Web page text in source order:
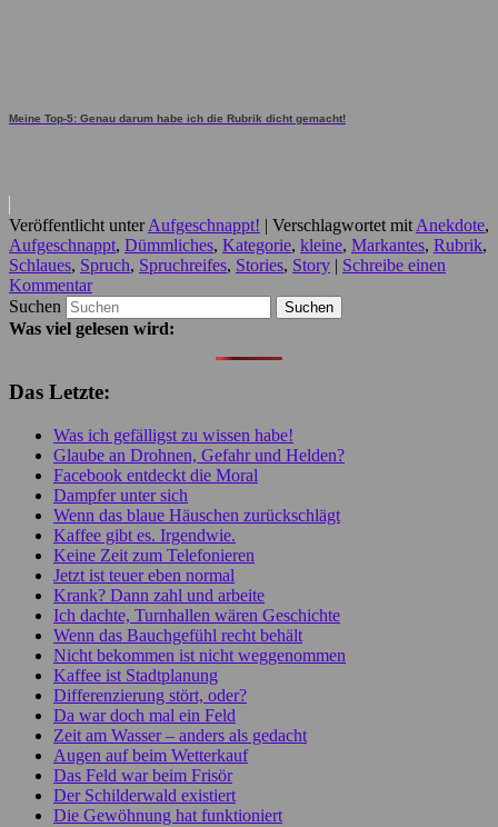
Meine Top-5: Genau darum habe ich die Rubrik dicht gemacht!
Veröffentlicht unter Aufgeschnappt! | Verschlagwortet mit Anekdote,
Aufgeschnappt, Dümmliches, Kategorie, kleine, Markantes, Rubrik,
Schlaues, Spruch, Spruchreifes, Stories, Story | Schreibe einen
Kommentar
Suchen
Was viel gelesen wird:
Das Letzte:
Was ich gefälligst zu wissen habe!
Glaube an Drohnen, Gefahr und Helden?
Facebook entdeckt die Moral
Dampfer unter sich
Wenn das blaue Häuschen zurückschlägt
Kaffee gibt es. Irgendwie.
Keine Zeit zum Telefonieren
Jetzt ist teuer eben normal
Krank? Dann zahl und arbeite
Ich dachte, Turnhallen wären Geschichte
Wenn das Bauchgefühl recht behält
Nicht bekommen ist nicht weggenommen
Kaffee ist Stadtplanung
Differenzierung stört, oder?
Da war doch mal ein Feld
Zeit am Wasser – anders als gedacht
Augen auf beim Wetterkauf
Das Feld war beim Frisör
Der Schilderwald existiert
Die Gewöhnung hat funktioniert